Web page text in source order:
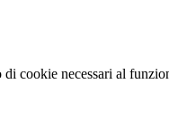
cookie necessari al